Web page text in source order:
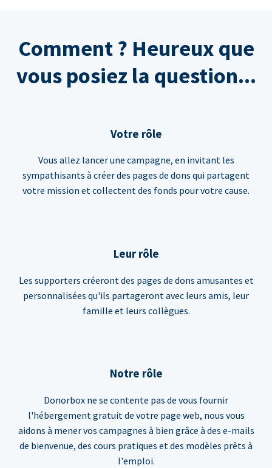
Comment ? Heureux que
vous posiez la question...
Votre rôle
Vous allez lancer une campagne, en invitant les
sympathisants à créer des pages de dons qui partagent
votre mission et collectent des fonds pour votre cause.
Leur rôle
Les supporters créeront des pages de dons amusantes et
personnalisées qu'ils partageront avec leurs amis, leur
famille et leurs collègues.
Notre rôle
Donorbox ne se contente pas de vous fournir
l'hébergement gratuit de votre page web, nous vous
aidons à mener vos campagnes à bien grâce à des e-mails
de bienvenue, des cours pratiques et des modèles prêts à
l'emploi.